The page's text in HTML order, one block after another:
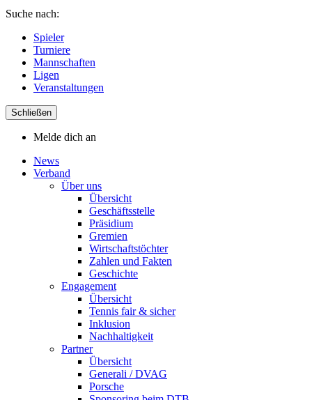
Suche nach:
Spieler
Turniere
Mannschaften
Ligen
Veranstaltungen
Schließen
Melde dich an
News
Verband
Über uns
Übersicht
Geschäftsstelle
Präsidium
Gremien
Wirtschaftstöchter
Zahlen und Fakten
Geschichte
Engagement
Übersicht
Tennis fair & sicher
Inklusion
Nachhaltigkeit
Partner
Übersicht
Generali / DVAG
Porsche